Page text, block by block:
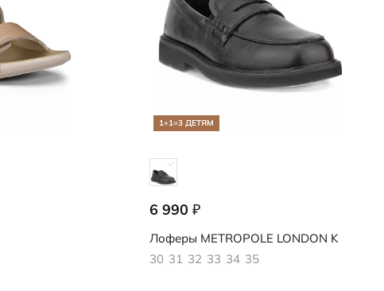
1+1=3 ДЕТЯМ
6 990 ₽
721772/01001
Лоферы METROPOLE LONDON K
30 31 32 33 34 35